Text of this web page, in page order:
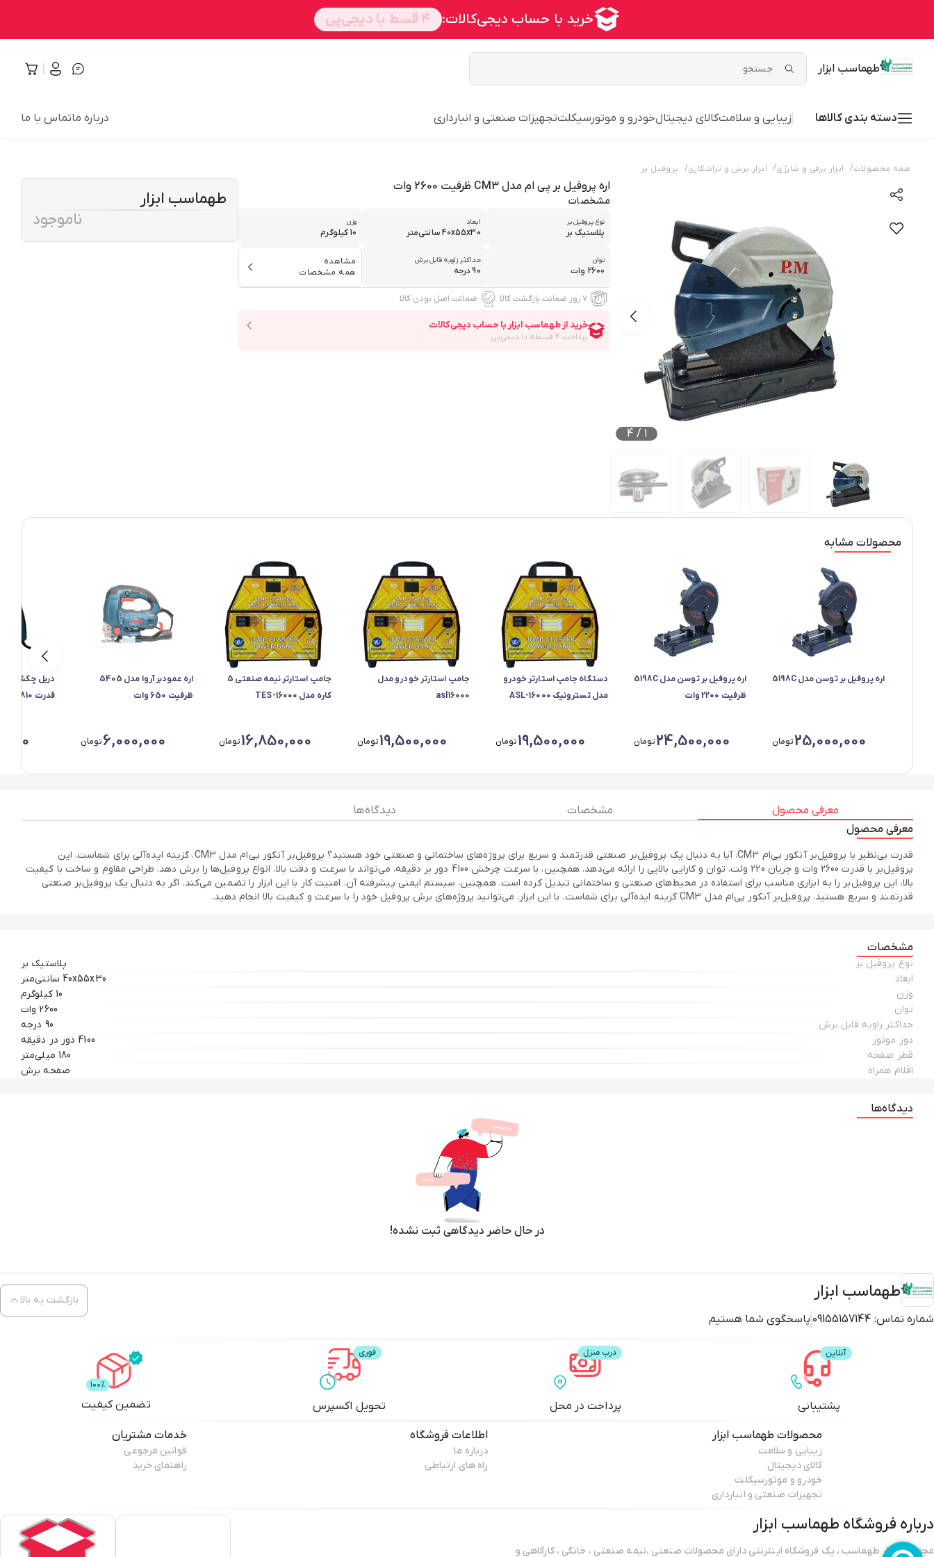
طهماسب ابزار
دسته بندی کالاها زیبایی و سلامتکالای دیجیتالخودرو و موتورسیکلتتجهیزات صنعتی و انبارداری درباره ماتماس با ما
همه محصولات/ ابزار برقی و شارژی/ ابزار برش و تراشکاری/ پروفیل بر
1
/
4
اره پروفیل بر پی ام مدل CM3 ظرفیت 2600 وات
مشخصات
نوع پروفیل بر
پلاستیک بر
ابعاد
40x55x30 سانتی‌متر
وزن
10 کیلوگرم
توان
2600 وات
حداکثر زاویه قابل برش
90 درجه
مشاهده
همه مشخصات
۷ روز ضمانت بازگشت کالا ضمانت اصل بودن کالا
طهماسب ابزار
ناموجود
محصولات مشابه
اره پروفیل بر توسن مدل 5198C
25,000,000تومان
اره پروفیل بر توسن مدل 5198C
ظرفیت 2200 وات
24,500,000تومان
دستگاه جامپ استارتر خودرو
مدل تسترونیک ASL-16000
19,500,000تومان
جامپ استارتر خودرو مدل
asl16000
19,500,000تومان
جامپ استارتر نیمه صنعتی 5
کاره مدل TES-16000
16,850,000تومان
اره عمودبر آروا مدل 5405
ظرفیت 650 وات
6,000,000تومان
معرفی محصول مشخصات
دیدگاه ها
معرفی محصول
قدرت بی‌نظیر با پروفیل‌بر آنکور پی‌ام CM3، آیا به دنبال یک پروفیل‌بر صنعتی قدرتمند و سریع برای پروژه‌های ساختمانی و صنعتی خود هستید؟ پروفیل‌بر آنکور پی‌ام مدل CM3، گزینه ایده‌آلی برای شماست. این
پروفیل‌بر با قدرت 2600 وات و جریان 220 ولت، توان و کارایی بالایی را ارائه می‌دهد. همچنین، با سرعت چرخش 4100 دور بر دقیقه، می‌تواند با سرعت و دقت بالا، انواع پروفیل‌ها را برش دهد. طراحی مقاوم و ساخت با کیفیت
بالا، این پروفیل‌بر را به ابزاری مناسب برای استفاده در محیط‌های صنعتی و ساختمانی تبدیل کرده است. همچنین، سیستم ایمنی پیشرفته آن، امنیت کار با این ابزار را تضمین می‌کند. اگر به دنبال یک پروفیل‌بر صنعتی
قدرتمند و سریع هستید، پروفیل‌بر آنکور پی‌ام مدل CM3 گزینه ایده‌آلی برای شماست. با این ابزار، می‌توانید پروژه‌های برش پروفیل خود را با سرعت و کیفیت بالا انجام دهید.
مشخصات
نوع پروفیل بر
پلاستیک بر
ابعاد
40x55x30 سانتی‌متر
وزن
10 کیلوگرم
توان
2600 وات
حداکثر زاویه قابل برش
90 درجه
دور موتور
4100 دور در دقیقه
قطر صفحه
180 میلی‌متر
اقلام همراه
صفحه برش
دیدگاه‌ها
در حال حاضر دیدگاهی ثبت نشده!
طهماسب ابزار
شماره تماس: 09155157144 پاسخگوی شما هستیم
بازگشت به بالا
پشتیبانی پرداخت در محل تحویل اکسپرس تضمین کیفیت
محصولات طهماسب ابزار
زیبایی و سلامت
کالای دیجیتال
خودرو و موتورسیکلت
تجهیزات صنعتی و انبارداری
اطلاعات فروشگاه
درباره ما
راه های ارتباطی
خدمات مشتریان
قوانین مرجوعی
راهنمای خرید
درباره فروشگاه طهماسب ابزار
مجموعه ابزار طهماسب ، یک فروشگاه اینترنتی دارای محصولات صنعتی ،نیمه صنعتی ، خانگی ، کارگاهی و